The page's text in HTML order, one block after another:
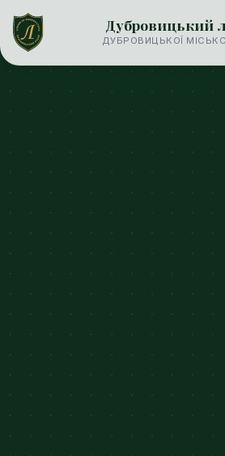
Дубровицький
ДУБРОВИЦЬКОЇ